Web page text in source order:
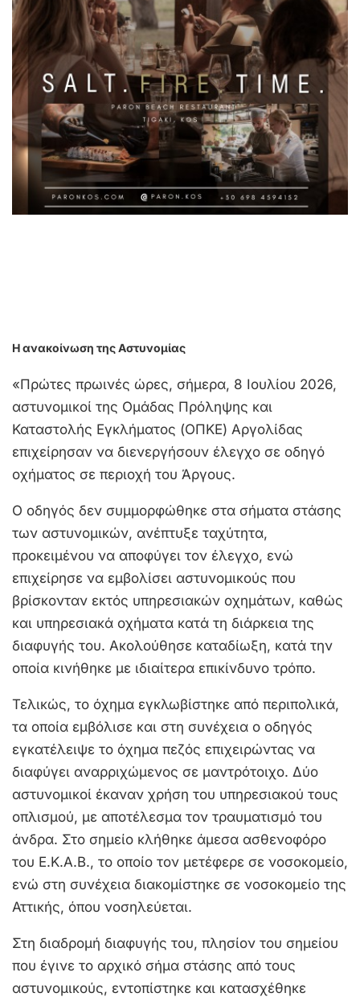
Η ανακοίνωση της Αστυνομίας
«Πρώτες πρωινές ώρες, σήμερα, 8 Ιουλίου 2026,
αστυνομικοί της Ομάδας Πρόληψης και
Καταστολής Εγκλήματος (ΟΠΚΕ) Αργολίδας
επιχείρησαν να διενεργήσουν έλεγχο σε οδηγό
οχήματος σε περιοχή του Άργους.
Ο οδηγός δεν συμμορφώθηκε στα σήματα στάσης
των αστυνομικών, ανέπτυξε ταχύτητα,
προκειμένου να αποφύγει τον έλεγχο, ενώ
επιχείρησε να εμβολίσει αστυνομικούς που
βρίσκονταν εκτός υπηρεσιακών οχημάτων, καθώς
και υπηρεσιακά οχήματα κατά τη διάρκεια της
διαφυγής του. Ακολούθησε καταδίωξη, κατά την
οποία κινήθηκε με ιδιαίτερα επικίνδυνο τρόπο.
Τελικώς, το όχημα εγκλωβίστηκε από περιπολικά,
τα οποία εμβόλισε και στη συνέχεια ο οδηγός
εγκατέλειψε το όχημα πεζός επιχειρώντας να
διαφύγει αναρριχώμενος σε μαντρότοιχο. Δύο
αστυνομικοί έκαναν χρήση του υπηρεσιακού τους
οπλισμού, με αποτέλεσμα τον τραυματισμό του
άνδρα. Στο σημείο κλήθηκε άμεσα ασθενοφόρο
του Ε.Κ.Α.Β., το οποίο τον μετέφερε σε νοσοκομείο,
ενώ στη συνέχεια διακομίστηκε σε νοσοκομείο της
Αττικής, όπου νοσηλεύεται.
Στη διαδρομή διαφυγής του, πλησίον του σημείου
που έγινε το αρχικό σήμα στάσης από τους
αστυνομικούς, εντοπίστηκε και κατασχέθηκε